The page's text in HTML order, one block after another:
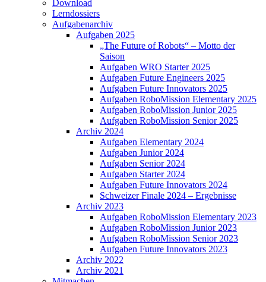
Download
Lerndossiers
Aufgabenarchiv
Aufgaben 2025
„The Future of Robots“ – Motto der
Saison
Aufgaben WRO Starter 2025
Aufgaben Future Engineers 2025
Aufgaben Future Innovators 2025
Aufgaben RoboMission Elementary 2025
Aufgaben RoboMission Junior 2025
Aufgaben RoboMission Senior 2025
Archiv 2024
Aufgaben Elementary 2024
Aufgaben Junior 2024
Aufgaben Senior 2024
Aufgaben Starter 2024
Aufgaben Future Innovators 2024
Schweizer Finale 2024 – Ergebnisse
Archiv 2023
Aufgaben RoboMission Elementary 2023
Aufgaben RoboMission Junior 2023
Aufgaben RoboMission Senior 2023
Aufgaben Future Innovators 2023
Archiv 2022
Archiv 2021